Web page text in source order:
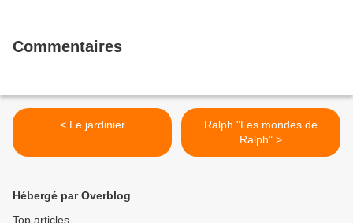
Commentaires
< Le jardinier
Ralph "Les mondes de
Ralph" >
Hébergé par Overblog
Top articles